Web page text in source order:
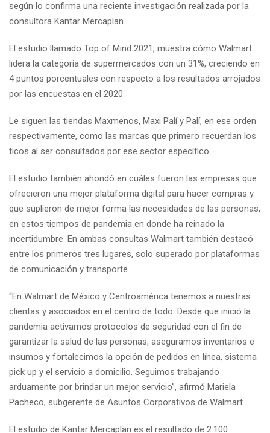
según lo confirma una reciente investigación realizada por la
consultora Kantar Mercaplan.
El estudio llamado Top of Mind 2021, muestra cómo Walmart
lidera la categoría de supermercados con un 31%, creciendo en
4 puntos porcentuales con respecto a los resultados arrojados
por las encuestas en el 2020.
Le siguen las tiendas Maxmenos, Maxi Palí y Palí, en ese orden
respectivamente, como las marcas que primero recuerdan los
ticos al ser consultados por ese sector específico.
El estudio también ahondó en cuáles fueron las empresas que
ofrecieron una mejor plataforma digital para hacer compras y
que suplieron de mejor forma las necesidades de las personas,
en estos tiempos de pandemia en donde ha reinado la
incertidumbre. En ambas consultas Walmart también destacó
entre los primeros tres lugares, solo superado por plataformas
de comunicación y transporte.
“En Walmart de México y Centroamérica tenemos a nuestras
clientas y asociados en el centro de todo. Desde que inició la
pandemia activamos protocolos de seguridad con el fin de
garantizar la salud de las personas, aseguramos inventarios e
insumos y fortalecimos la opción de pedidos en línea, sistema
pick up y el servicio a domicilio. Seguimos trabajando
arduamente por brindar un mejor servicio”, afirmó Mariela
Pacheco, subgerente de Asuntos Corporativos de Walmart.
El estudio de Kantar Mercaplan es el resultado de 2.100